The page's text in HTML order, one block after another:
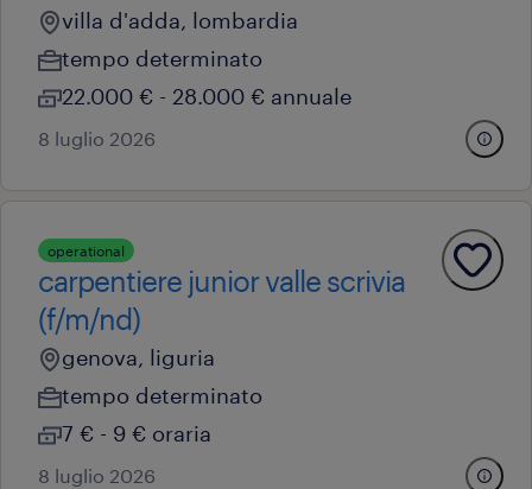
villa d'adda, lombardia
tempo determinato
22.000 € - 28.000 € annuale
8 luglio 2026
operational
carpentiere junior valle scrivia
(f/m/nd)
genova, liguria
tempo determinato
7 € - 9 € oraria
8 luglio 2026